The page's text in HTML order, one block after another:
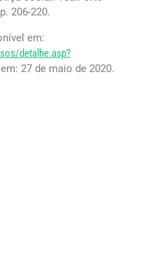
206-220.
em:
detalhe.asp?
27 de maio de 2020.